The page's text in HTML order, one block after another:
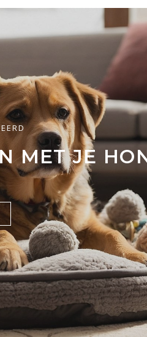
MET JE
GEHUURDE